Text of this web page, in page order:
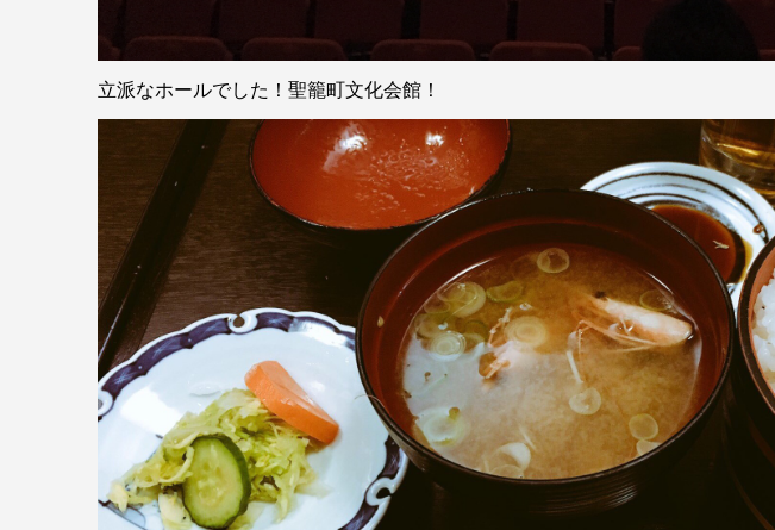
立派なホールでした！聖籠町文化会館！